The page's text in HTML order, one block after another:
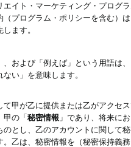
イト・マーケティング・プログ
プログラム・ポリシーを含む）
ます。
および「例えば」という用語は
い」を意味します。
甲が乙に提供または乙がアクセ
甲の「秘密情報 」であり、将来に
とし、乙のアカウントに関して
乙は、秘密情報を（秘密保持義